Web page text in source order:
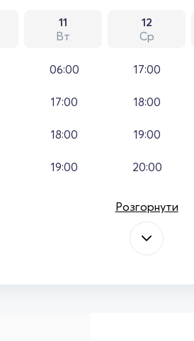
11
Вт
12
Ср
06:00
17:00
18:00
19:00
17:00
18:00
19:00
20:00
Розгорнути